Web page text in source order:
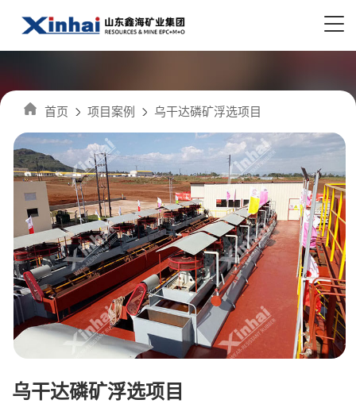
首页 项目案例 乌干达磷矿浮选项目
乌干达磷矿浮选项目